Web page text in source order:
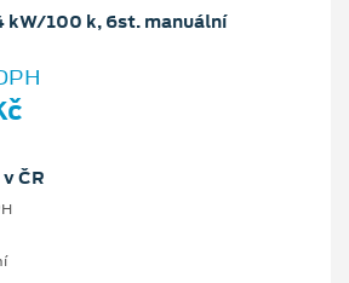
kW/100 k, 6st. manuální
ČR